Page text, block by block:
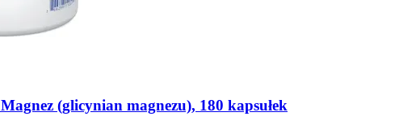
Magnez (glicynian magnezu), 180 kapsułek